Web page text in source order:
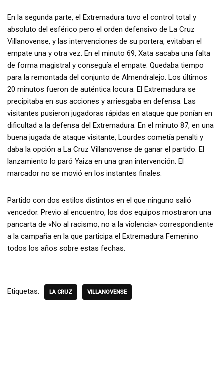
En la segunda parte, el Extremadura tuvo el control total y
absoluto del esférico pero el orden defensivo de La Cruz
Villanovense, y las intervenciones de su portera, evitaban el
empate una y otra vez. En el minuto 69, Xata sacaba una falta
de forma magistral y conseguía el empate. Quedaba tiempo
para la remontada del conjunto de Almendralejo. Los últimos
20 minutos fueron de auténtica locura. El Extremadura se
precipitaba en sus acciones y arriesgaba en defensa. Las
visitantes pusieron jugadoras rápidas en ataque que ponían en
dificultad a la defensa del Extremadura. En el minuto 87, en una
buena jugada de ataque visitante, Lourdes cometía penalti y
daba la opción a La Cruz Villanovense de ganar el partido. El
lanzamiento lo paró Yaiza en una gran intervención. El
marcador no se movió en los instantes finales.
Partido con dos estilos distintos en el que ninguno salió
vencedor. Previo al encuentro, los dos equipos mostraron una
pancarta de «No al racismo, no a la violencia» correspondiente
a la campaña en la que participa el Extremadura Femenino
todos los años sobre estas fechas.
Etiquetas: LA CRUZ VILLANOVENSE